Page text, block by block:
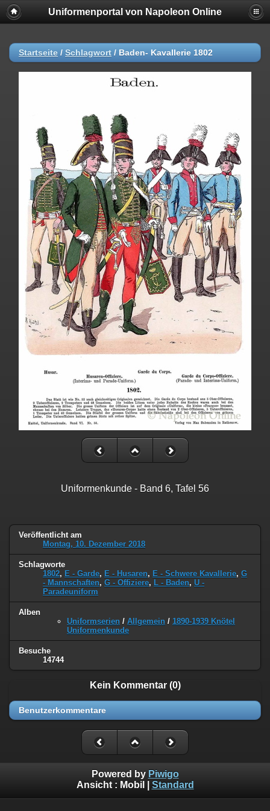
Uniformenportal von Napoleon Online
Startseite / Schlagwort / Baden- Kavallerie 1802
Uniformenkunde - Band 6, Tafel 56
Veröffentlicht am
Montag, 10. Dezember 2018
Schlagworte
1802, E - Garde, E - Husaren, E - Schwere Kavallerie, G
- Mannschaften, G - Offiziere, L - Baden, U -
Paradeuniform
Alben
Uniformserien / Allgemein / 1890-1939 Knötel
Uniformenkunde
Besuche
14744
Kein Kommentar (0)
Benutzerkommentare
Powered by Piwigo
Ansicht : Mobil Standard